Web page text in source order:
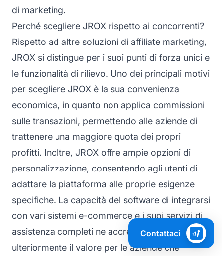
di marketing.
Perché scegliere JROX rispetto ai concorrenti?
Rispetto ad altre soluzioni di affiliate marketing,
JROX si distingue per i suoi punti di forza unici e
le funzionalità di rilievo. Uno dei principali motivi
per scegliere JROX è la sua convenienza
economica, in quanto non applica commissioni
sulle transazioni, permettendo alle aziende di
trattenere una maggiore quota dei propri
profitti. Inoltre, JROX offre ampie opzioni di
personalizzazione, consentendo agli utenti di
adattare la piattaforma alle proprie esigenze
specifiche. La capacità del software di integrarsi
con vari sistemi e-commerce e i suoi servizi di
assistenza completi ne accrescono
ulteriormente il valore per le aziende che
Contattaci